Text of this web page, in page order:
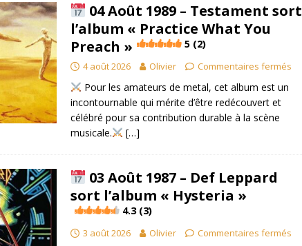
04 Août 1989 – Testament sort
l’album « Practice What You
Preach »
5 (2)
4 août 2026 Olivier Commentaires fermés
Pour les amateurs de metal, cet album est un
incontournable qui mérite d’être redécouvert et
célébré pour sa contribution durable à la scène
musicale.
[…]
03 Août 1987 – Def Leppard
sort l’album « Hysteria »
4.3 (3)
3 août 2026 Olivier Commentaires fermés